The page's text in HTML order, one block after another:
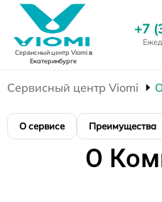
Сервисный центр Viomiв
Екатеринбурге
+7
Сервисный центр Viomi
О сервисе Преимущества
О